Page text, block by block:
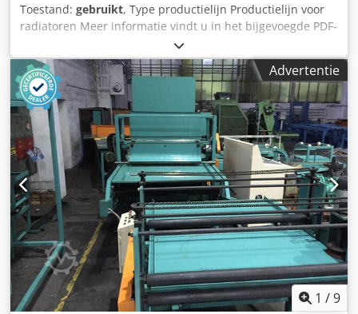
Toestand: gebruikt, Type productielijn Productielijn voor
radiatoren Meer informatie vindt u in het bijgevoegde PDF-
document. Accessoires, afgebeelde gereedschappen en
spanmiddelen zijn alleen inbegrepen in de
leveringsomvang als dit in de aanvullende informatie
vermeld staat. Dodpfx Aiezpbl Deuskr Wijzigingen en
fouten in de technische gegevens en specificaties
voorbehouden!
Advertentie
1 /9